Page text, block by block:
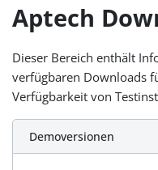
Aptech
Dieser Bereich enthält
verfügbaren Downloads
Verfügbarkeit von
Demoversionen